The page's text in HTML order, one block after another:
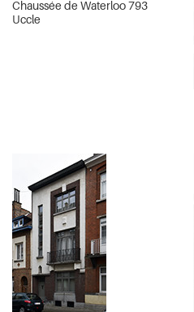
Chaussée de Waterloo 793
Uccle